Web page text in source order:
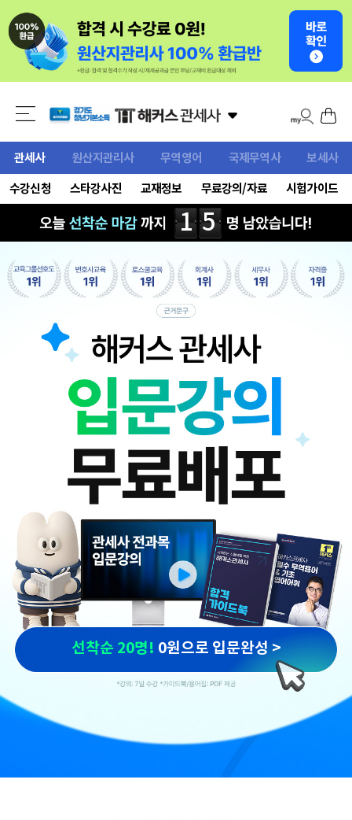
관세사 원산지관리사 무역영어 국제무역사 보세사
수강신청 스타강사진 교재정보 무료강의/자료 시험가이드
1 5
선착순 20명! 0원으로 입문완성 >